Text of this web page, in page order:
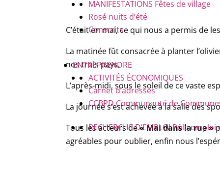
MANIFESTATIONS Fêtes de village
Rosé nuits d’été
Conscrits
ENTREPRENDRE
ACTIVITÉS ÉCONOMIQUES
Carnet d’adresses
CCBPDCommunauté de
RECHERCHE D’EMPLOI Pôle emploi
C’était en mai, ce qui nous a permis de
La matinée fût consacrée à planter
nos trois pays.
L’après-midi, sous le soleil de ce vaste
La journée s’est achevée à la salle des
Tous les acteurs de« Mai dans la rue »
agréables pour oublier, enfin nous